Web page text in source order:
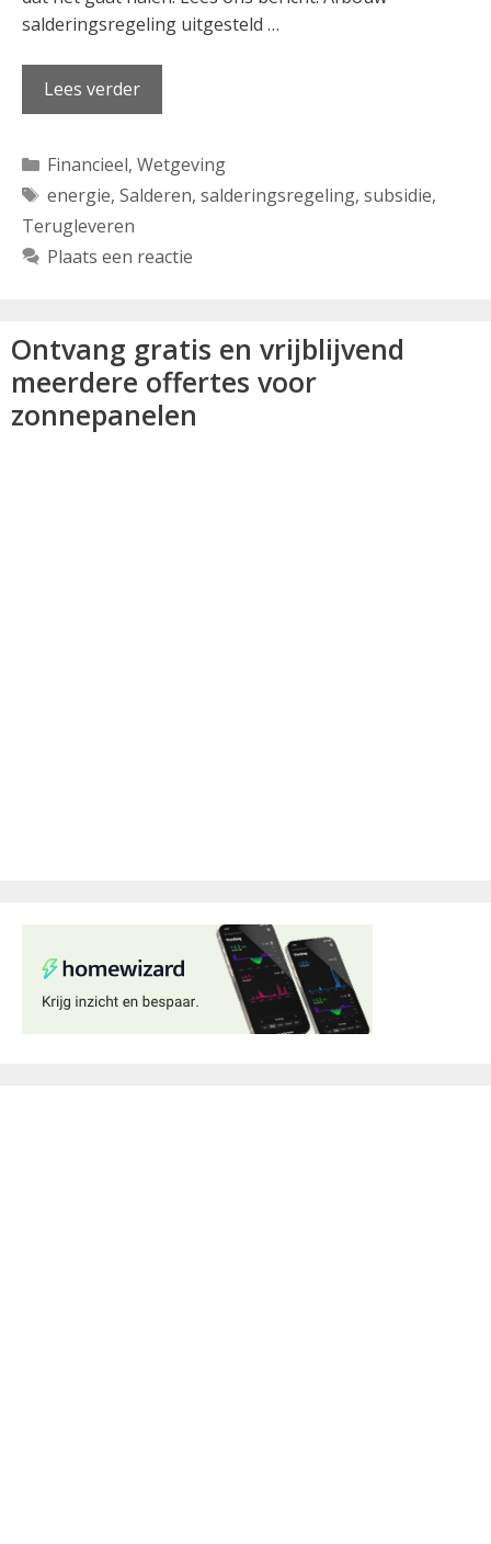
salderingsregeling uitgesteld …
Lees verder
Categorieën
Financieel, Wetgeving
Tags
energie, Salderen, salderingsregeling, subsidie,
Terugleveren
Plaats een reactie
Ontvang gratis en vrijblijvend
meerdere offertes voor
zonnepanelen